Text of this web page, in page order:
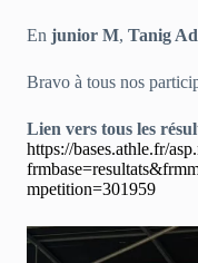
En junior M, Tanig
Bravo à tous nos
Lien vers tous les
https://bases.athle.fr/
mpetition=301959